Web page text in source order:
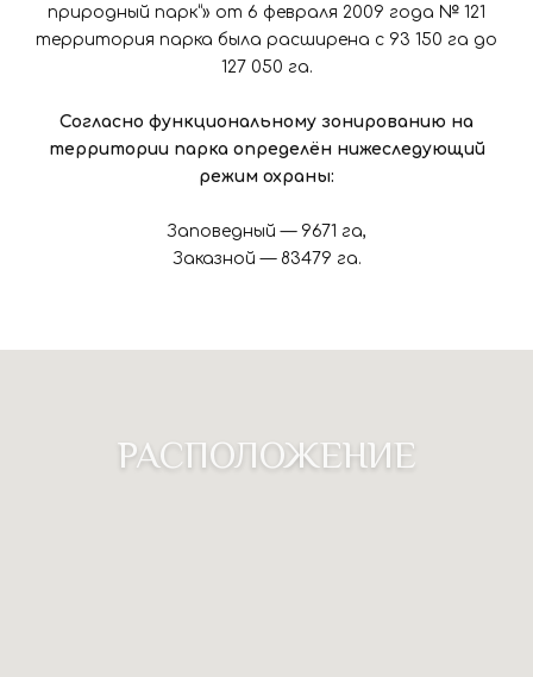
природный парк“» от 6 февраля 2009 года № 121
территория парка была расширена с 93 150 га до
127 050 га.
Согласно функциональному зонированию на
территории парка определён нижеследующий
режим охраны:
Заповедный — 9671 га,
Заказной — 83479 га.
РАСПОЛОЖЕНИЕ